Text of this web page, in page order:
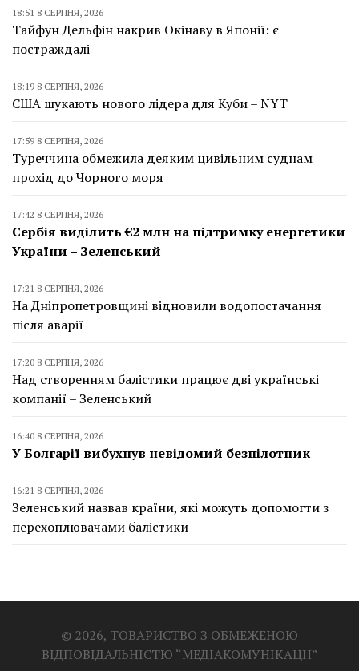
18:51 8 СЕРПНЯ, 2026
Тайфун Дельфін накрив Окінаву в Японії: є
постраждалі
18:19 8 СЕРПНЯ, 2026
США шукають нового лідера для Куби – NYT
17:59 8 СЕРПНЯ, 2026
Туреччина обмежила деяким цивільним суднам
прохід до Чорного моря
17:42 8 СЕРПНЯ, 2026
Сербія виділить €2 млн на підтримку енергетики
України – Зеленський
17:21 8 СЕРПНЯ, 2026
На Дніпропетровщині відновили водопостачання
після аварії
17:20 8 СЕРПНЯ, 2026
Над створенням балістики працює дві українські
компанії – Зеленський
16:40 8 СЕРПНЯ, 2026
У Болгарії вибухнув невідомий безпілотник
16:21 8 СЕРПНЯ, 2026
Зеленський назвав країни, які можуть допомогти з
перехоплювачами балістики
© 2026, ТОВАРИСТВО З ОБМЕЖЕНОЮ
ВІДПОВІДАЛЬНІСТЮ “МЕДІАКОМУНІКАЦІЇ”